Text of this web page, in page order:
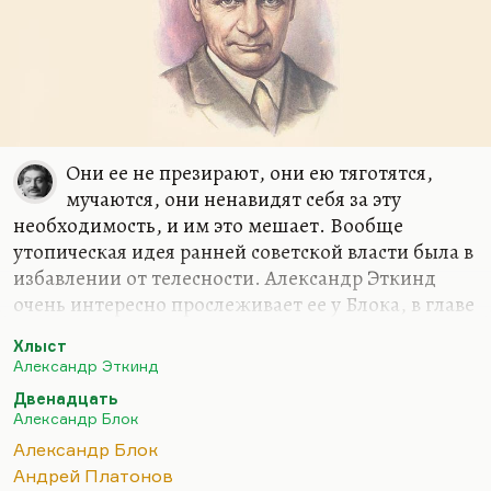
Они ее не презирают, они ею тяготятся,
мучаются, они ненавидят себя за эту
необходимость, и им это мешает. Вообще
утопическая идея ранней советской власти была в
избавлении от телесности. Александр Эткинд
очень интересно прослеживает ее у Блока, в главе
Блока о Катилине и объясняется, почему в этом
стихотворении цитируется катулловский «Аттис»
об оскоплении. Мысль Эткинда сводится к тому,
что для Блока женщина — это напоминание о
смерти, плотская сторона любви — напоминание
Хлыст
Александр Эткинд
Двенадцать
Александр Блок
Александр Блок
Андрей Платонов